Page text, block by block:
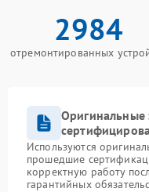
2984
отремонтированных
Оригинальные
Используются
прошедшие
корректную работу
гарантийных